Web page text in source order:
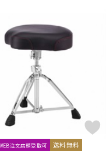
注文店頭受取可 送料無料